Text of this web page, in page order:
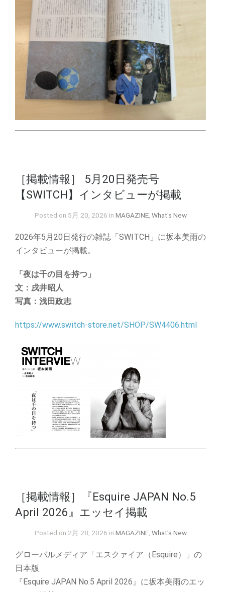
［掲載情報］ 5月20日発売号
【SWITCH】インタビューが掲載
Posted on 5月 20, 2026 in MAGAZINE, What's New
2026年5月20日発行の雑誌「SWITCH」に坂本美雨の
インタビューが掲載。
「夜は千の目を持つ」
文：戌井昭人
写真：浅田政志
https://www.switch-store.net/SHOP/SW4406.html
［掲載情報］『Esquire JAPAN No.5
April 2026』エッセイ掲載
Posted on 2月 28, 2026 in MAGAZINE, What's New
グローバルメディア「エスクァイア（Esquire）」の
日本版
『Esquire JAPAN No.5 April 2026』に坂本美雨のエッ